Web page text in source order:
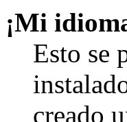
¡Mi
Esto se
creado